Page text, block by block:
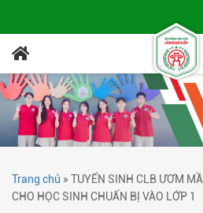
Trang chủ » TUYỂN SINH CLB ƯƠM
CHO HỌC SINH CHUẨN BỊ VÀO LỚP 1